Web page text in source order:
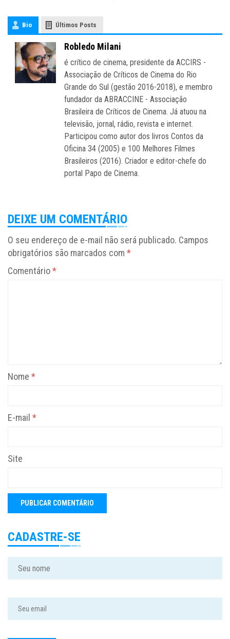
Bio Últimos Posts
Robledo Milani
é crítico de cinema, presidente da ACCIRS -
Associação de Críticos de Cinema do Rio
Grande do Sul (gestão 2016-2018), e membro
fundador da ABRACCINE - Associação
Brasileira de Críticos de Cinema. Já atuou na
televisão, jornal, rádio, revista e internet.
Participou como autor dos livros Contos da
Oficina 34 (2005) e 100 Melhores Filmes
Brasileiros (2016). Criador e editor-chefe do
portal Papo de Cinema.
DEIXE UM COMENTÁRIO
O seu endereço de e-mail não será publicado. Campos
obrigatórios são marcados com *
Comentário*
Nome *
E-mail *
Site
CADASTRE-SE